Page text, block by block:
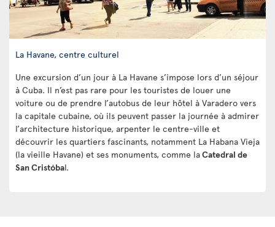
La Havane, centre culturel
Une excursion d’un jour à La Havane s’impose lors d’un séjour
à Cuba. Il n’est pas rare pour les touristes de louer une
voiture ou de prendre l’autobus de leur hôtel à Varadero vers
la capitale cubaine, où ils peuvent passer la journée à admirer
l’architecture historique, arpenter le centre-ville et
découvrir les quartiers fascinants, notamment La Habana Vieja
(la vieille Havane) et ses monuments, comme laCatedral de
San Cristóbal.